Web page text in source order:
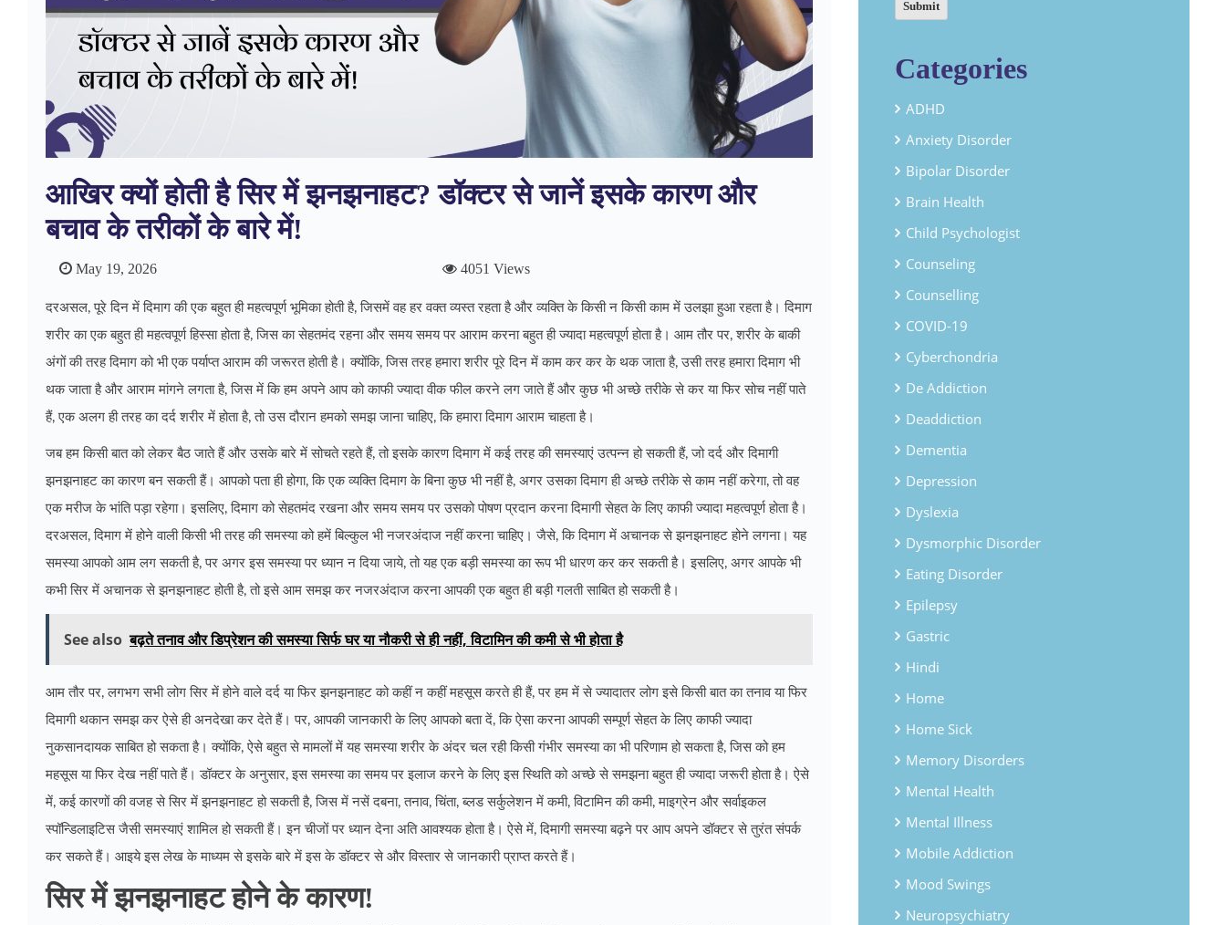
आखिर क्यों होती है सिर में झनझनाहट? डॉक्टर से जानें इसके कारण और
बचाव के तरीकों के बारे में!
May 19, 2026 4051 Views
दरअसल, पूरे दिन में दिमाग की एक बहुत ही महत्वपूर्ण भूमिका होती है, जिसमें वह हर वक्त व्यस्त रहता है और व्यक्ति के किसी न किसी काम में उलझा हुआ रहता है। दिमाग
शरीर का एक बहुत ही महत्वपूर्ण हिस्सा होता है, जिस का सेहतमंद रहना और समय समय पर आराम करना बहुत ही ज्यादा महत्वपूर्ण होता है। आम तौर पर, शरीर के बाकी
अंगों की तरह दिमाग को भी एक पर्याप्त आराम की जरूरत होती है। क्योंकि, जिस तरह हमारा शरीर पूरे दिन में काम कर कर के थक जाता है, उसी तरह हमारा दिमाग भी
थक जाता है और आराम मांगने लगता है, जिस में कि हम अपने आप को काफी ज्यादा वीक फील करने लग जाते हैं और कुछ भी अच्छे तरीके से कर या फिर सोच नहीं पाते
हैं, एक अलग ही तरह का दर्द शरीर में होता है, तो उस दौरान हमको समझ जाना चाहिए, कि हमारा दिमाग आराम चाहता है।
जब हम किसी बात को लेकर बैठ जाते हैं और उसके बारे में सोचते रहते हैं, तो इसके कारण दिमाग में कई तरह की समस्याएं उत्पन्न हो सकती हैं, जो दर्द और दिमागी
झनझनाहट का कारण बन सकती हैं। आपको पता ही होगा, कि एक व्यक्ति दिमाग के बिना कुछ भी नहीं है, अगर उसका दिमाग ही अच्छे तरीके से काम नहीं करेगा, तो वह
एक मरीज के भांति पड़ा रहेगा। इसलिए, दिमाग को सेहतमंद रखना और समय समय पर उसको पोषण प्रदान करना दिमागी सेहत के लिए काफी ज्यादा महत्वपूर्ण होता है।
दरअसल, दिमाग में होने वाली किसी भी तरह की समस्या को हमें बिल्कुल भी नजरअंदाज नहीं करना चाहिए। जैसे, कि दिमाग में अचानक से झनझनाहट होने लगना। यह
समस्या आपको आम लग सकती है, पर अगर इस समस्या पर ध्यान न दिया जाये, तो यह एक बड़ी समस्या का रूप भी धारण कर कर सकती है। इसलिए, अगर आपके भी
कभी सिर में अचानक से झनझनाहट होती है, तो इसे आम समझ कर नजरअंदाज करना आपकी एक बहुत ही बड़ी गलती साबित हो सकती है।
See also बढ़ते तनाव और डिप्रेशन की समस्या सिर्फ घर या नौकरी से ही नहीं, विटामिन की कमी से भी होता है
आम तौर पर, लगभग सभी लोग सिर में होने वाले दर्द या फिर झनझनाहट को कहीं न कहीं महसूस करते ही हैं, पर हम में से ज्यादातर लोग इसे किसी बात का तनाव या फिर
दिमागी थकान समझ कर ऐसे ही अनदेखा कर देते हैं। पर, आपकी जानकारी केलिए आपको बता दें, कि ऐसा करना आपकी सम्पूर्ण सेहत के लिए काफी ज्यादा
नुकसानदायक साबित हो सकता है। क्योंकि, ऐसे बहुत से मामलों में यह समस्या शरीर के अंदर चल रही किसी गंभीर समस्या का भी परिणाम हो सकता है, जिस को हम
महसूस या फिर देख नहीं पाते हैं। डॉक्टर के अनुसार, इस समस्या का समय पर इलाज करने के लिए इस स्थिति को अच्छे से समझना बहुत ही ज्यादा जरूरी होता है। ऐसे
में, कई कारणों की वजह से सिर में झनझनाहट हो सकती है, जिस में नसें दबना, तनाव, चिंता, ब्लड सर्कुलेशन में कमी, विटामिन की कमी, माइग्रेन और सर्वाइकल
स्पॉन्डिलाइटिस जैसी समस्याएं शामिल हो सकती हैं। इन चीजों पर ध्यान देना अति आवश्यक होता है। ऐसे में, दिमागी समस्या बढ़ने पर आप अपने डॉक्टर से तुरंत संपर्क
कर सकते हैं। आइये इस लेख के माध्यम से इसके बारे में इस के डॉक्टर से और विस्तार से जानकारी प्राप्त करते हैं।
सिर में झनझनाहट होने के कारण!
Categories
ADHD
Anxiety Disorder
Bipolar Disorder
Brain Health
Child Psychologist
Counseling
Counselling
COVID-19
Cyberchondria
De Addiction
Deaddiction
Dementia
Depression
Dyslexia
Dysmorphic Disorder
Eating Disorder
Epilepsy
Gastric
Hindi
Home
Home Sick
Memory Disorders
Mental Health
Mental Illness
Mobile Addiction
Mood Swings
Neuropsychiatry